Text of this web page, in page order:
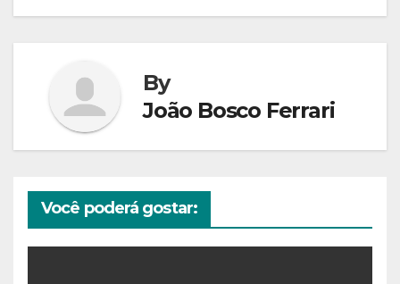
Post
By
João Bosco Ferrari
Você poderá gostar: